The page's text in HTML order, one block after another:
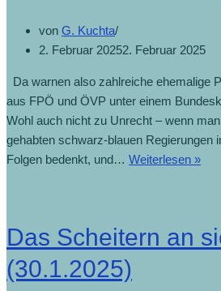
von G. Kuchta
2. Februar 20252. Februar 2025
Da warnen also zahlreiche ehemalige
aus FPÖ und ÖVP unter einem
Wohl auch nicht zu Unrecht – wenn
gehabten schwarz-blauen Regierungen
Folgen bedenkt, und… Weiterlesen »
Das Scheitern an
(30.1.2025)